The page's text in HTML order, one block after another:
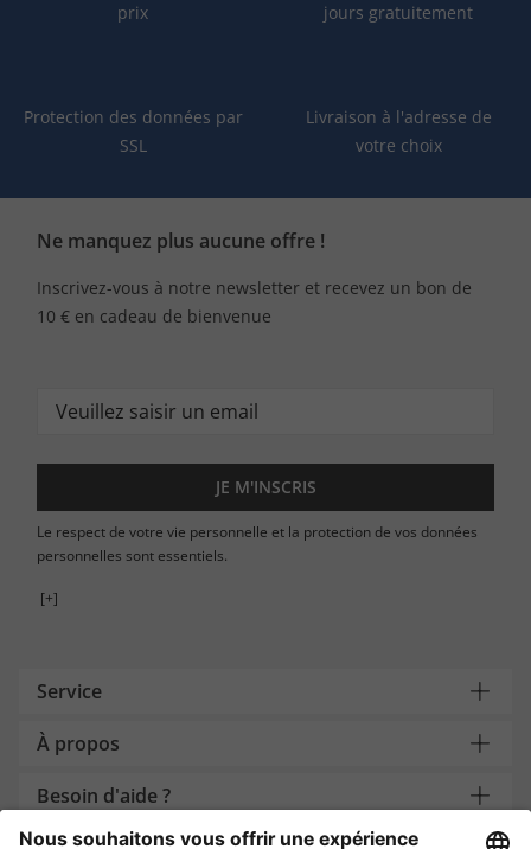
prix
jours gratuitement
Protection des données par
SSL
Livraison à l'adresse de
votre choix
Ne manquez plus aucune offre !
Inscrivez-vous à notre newsletter et recevez un bon de
10 € en cadeau de bienvenue
JE M'INSCRIS
Le respect de votre vie personnelle et la protection de vos données
personnelles sont essentiels.
[+]
Service
À propos
Besoin d'aide ?